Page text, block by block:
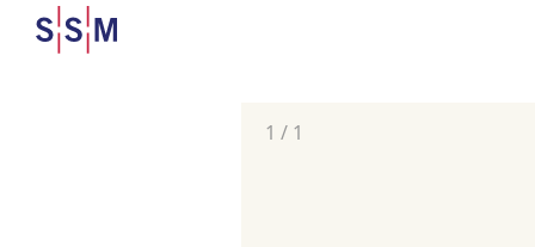
1 / 1